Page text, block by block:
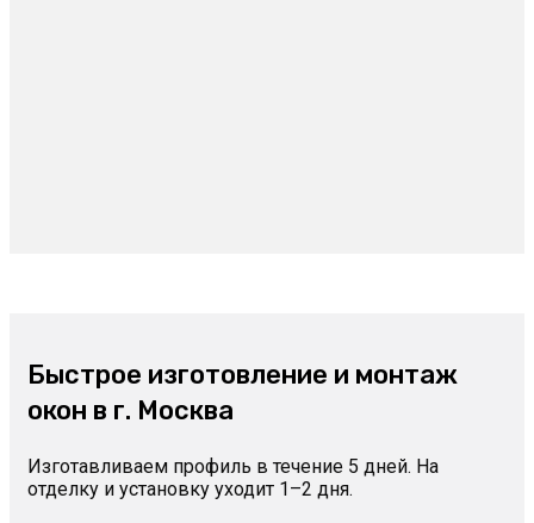
Быстрое изготовление и монтаж
окон в г. Москва
Изготавливаем профиль в течение 5 дней. На
отделку и установку уходит 1–2 дня.